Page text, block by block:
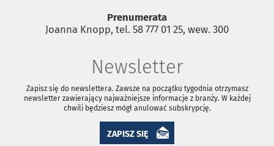
Prenumerata
Joanna Knopp, tel. 58 777 01 25, wew. 300
Newsletter
Zapisz się do newslettera. Zawsze na początku tygodnia otrzymasz
newsletter zawierający najważniejsze informacje z branży. W każdej
chwili będziesz mógł anulować subskrypcję.
ZAPISZ SIĘ